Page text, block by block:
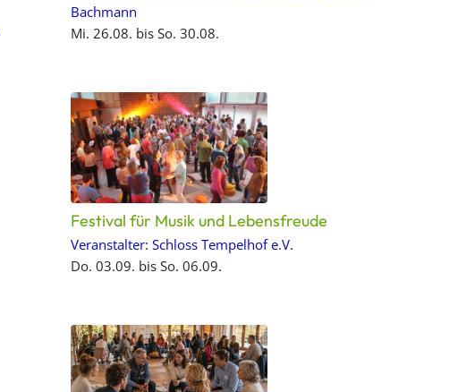
Bachmann
Mi. 26.08. bis So. 30.08.
Festival für Musik und Lebensfreude
Veranstalter: Schloss Tempelhof e.V.
Do. 03.09. bis So. 06.09.